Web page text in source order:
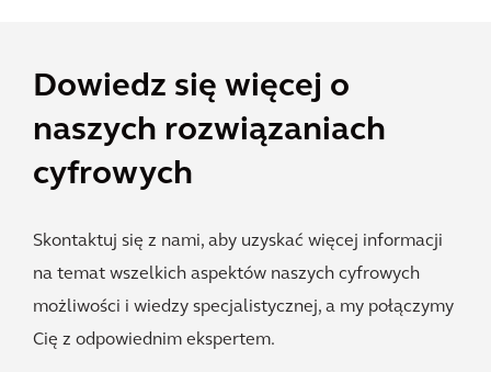
Dowiedz się więcej o
naszych rozwiązaniach
cyfrowych
Skontaktuj się z nami, aby uzyskać więcej informacji
na temat wszelkich aspektów naszych cyfrowych
możliwości i wiedzy specjalistycznej, a my połączymy
Cię z odpowiednim ekspertem.